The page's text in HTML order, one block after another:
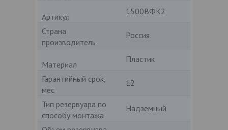
Артикул
1500ВФК2
Страна
производитель
Россия
Материал
Пластик
Гарантийный срок,
мес
12
Тип резервуара по
способу монтажа
Надземный